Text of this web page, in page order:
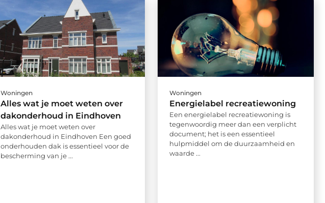
Woningen
Alles wat je moet weten over
dakonderhoud in Eindhoven
Alles wat je moet weten over
dakonderhoud in Eindhoven Een goed
onderhouden dak is essentieel voor de
bescherming van je ...
Woningen
Energielabel recreatiewoning
Een energielabel recreatiewoning is
tegenwoordig meer dan een verplicht
document; het is een essentieel
hulpmiddel om de duurzaamheid en
waarde ...